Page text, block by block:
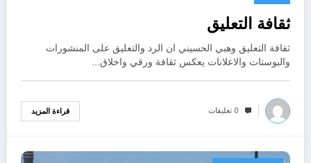
ثقافة التعليق
ثقافة التعليق وهبي الحسيني ان الرد والتعليق على المنشورات
والبوستات والاعلانات يعكس ثقافة ورقي واخلاق…
0 تعليقات قراءة المزيد